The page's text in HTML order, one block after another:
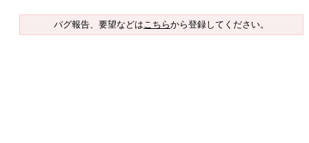
バグ報告、要望などはこちらから登録してください。